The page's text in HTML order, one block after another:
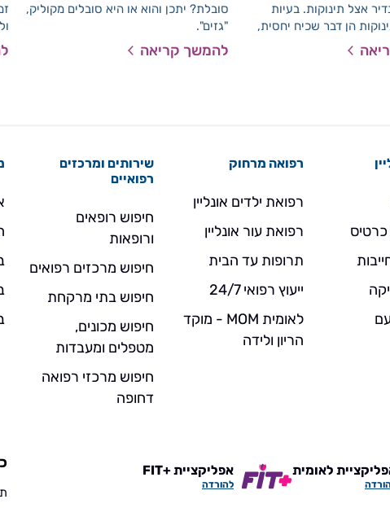
אצל תינוקות. בעיות
הן דבר שכיח יחסית,
מאתגר גם להורים וגם
באיזה מקרים הבעיות יחלפו
סובלת? יתכן והוא או היא סובלים מקוליק,
"גזים".
להמשך קריאה
רפואה מרחוק
רפואת ילדים אונליין
רפואת עור אונליין
תרופות עד הבית
ייעוץ רפואי 24/7
לאומית MOM - מוקד
הריון ולידה
שירותים ומרכזים
רפואיים
חיפוש רופאים
ורופאות
חיפוש מרכזים רפואים
חיפוש בתי מרקחת
חיפוש מכונים,
מטפלים ומעבדות
חיפוש מרכזי רפואה
דחופה
לאומית אפליקציית +FIT
להורדה